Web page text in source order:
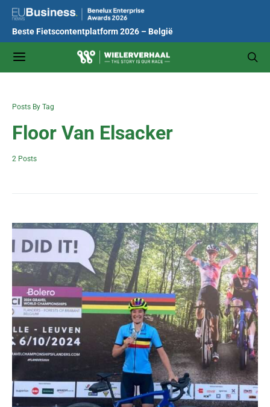
Beste Fietscontentplatform 2026 – België
Posts By Tag
Floor Van Elsacker
2 Posts